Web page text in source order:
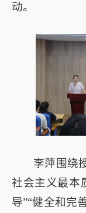
动。
李萍围绕
社会主义最本
导”“健全和完